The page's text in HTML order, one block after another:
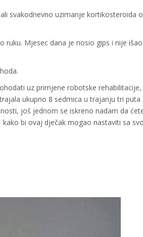
svakodnevno uzimanje kortikosteroida
Mjesec dana je nosio gips i nije
uz primjene robotske
ukupno 8 sedmica u trajanju tri puta
još jednom se iskreno nadam da
bi ovaj dječak mogao nastaviti sa